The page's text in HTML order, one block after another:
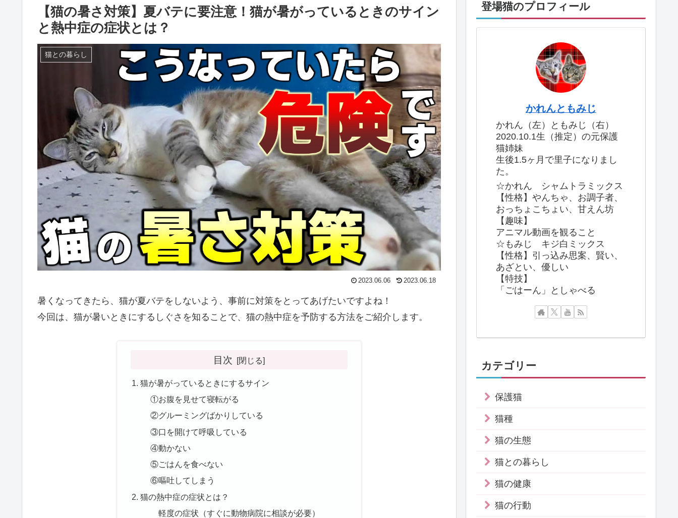
【猫の暑さ対策】夏バテに要注意！猫が暑がっているときのサイン
と熱中症の症状とは？
猫との暮らし
2023.06.06 2023.06.18
暑くなってきたら、猫が夏バテをしないよう、事前に対策をとってあげたいですよね！
今回は、猫が暑いときにするしぐさを知ることで、猫の熱中症を予防する方法をご紹介します。
目次
猫が暑がっているときにするサイン
①お腹を見せて寝転がる
②グルーミングばかりしている
③口を開けて呼吸している
④動かない
⑤ごはんを食べない
⑥嘔吐してしまう
猫の熱中症の症状とは？
軽度の症状（すぐに動物病院に相談が必要）
登場猫のプロフィール
かれんともみじ
かれん（左）ともみじ（右）
2020.10.1生（推定）の元保護
猫姉妹
生後1.5ヶ月で里子になりまし
た。
☆かれん シャムトラミックス
【性格】やんちゃ、お調子者、
おっちょこちょい、甘えん坊
【趣味】
アニマル動画を観ること
☆もみじ キジ白ミックス
【性格】引っ込み思案、賢い、
あざとい、優しい
【特技】
「ごはーん」としゃべる
カテゴリー
保護猫
猫種
猫の生態
猫との暮らし
猫の健康
猫の行動